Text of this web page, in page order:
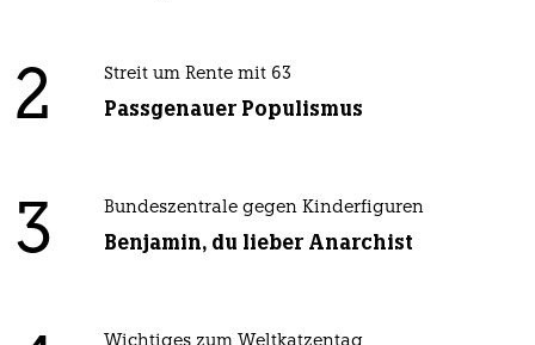
2 Streit um Rente mit 63
Passgenauer Populismus
3 Bundeszentrale gegen Kinderfiguren
Benjamin, du lieber Anarchist